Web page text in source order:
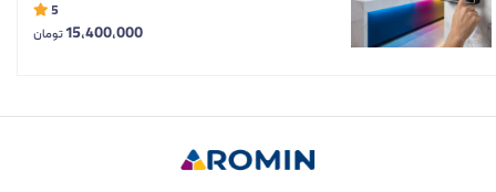
5
15,400,000تومان